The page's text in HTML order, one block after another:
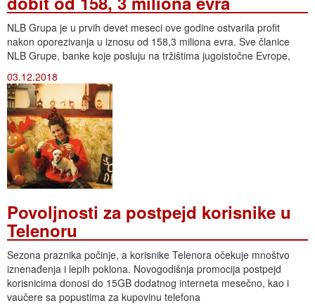
NLB Grupa je u prvih devet meseci ove godine ostvarila profit
nakon oporezivanja u iznosu od 158,3 miliona evra. Sve članice
NLB Grupe, banke koje posluju na tržištima jugoistočne Evrope,
03.12.2018
Povoljnosti za postpejd korisnike u
Telenoru
Sezona praznika počinje, a korisnike Telenora očekuje mnoštvo
iznenađenja i lepih poklona. Novogodišnja promocija postpejd
korisnicima donosi do 15GB dodatnog interneta mesečno, kao i
vaučere sa popustima za kupovinu telefona